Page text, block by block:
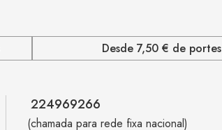
Desde 7,50 € de portes
224969266
(chamada para rede fixa nacional)